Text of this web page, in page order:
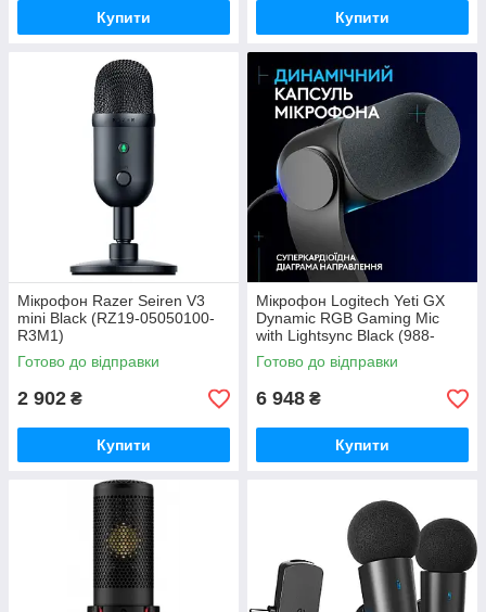
Купити Купити
Мікрофон Razer Seiren V3
mini Black (RZ19-05050100-
R3M1)
Готово до відправки
2 902 ₴
Купити
Мiкрофон Logitech Yeti GX
Dynamic RGB Gaming Mic
with Lightsync Black (988-
000569)
Готово до відправки
6 948 ₴
Купити